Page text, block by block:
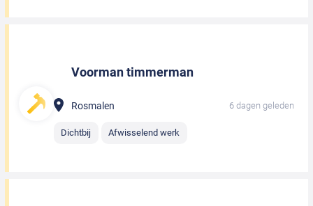
Voorman timmerman
Rosmalen 6 dagen geleden
Dichtbij Afwisselend werk